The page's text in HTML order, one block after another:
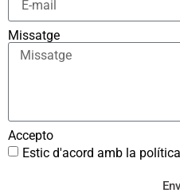
Missatge
Accepto
Estic d'acord amb la